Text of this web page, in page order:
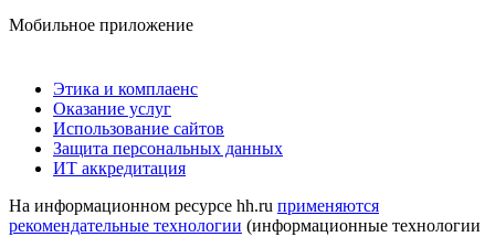
Мобильное приложение
Этика и комплаенс
Оказание услуг
Использование сайтов
Защита персональных данных
ИТ аккредитация
На информационном ресурсе hh.ru применяются
рекомендательные технологии (информационные технологии